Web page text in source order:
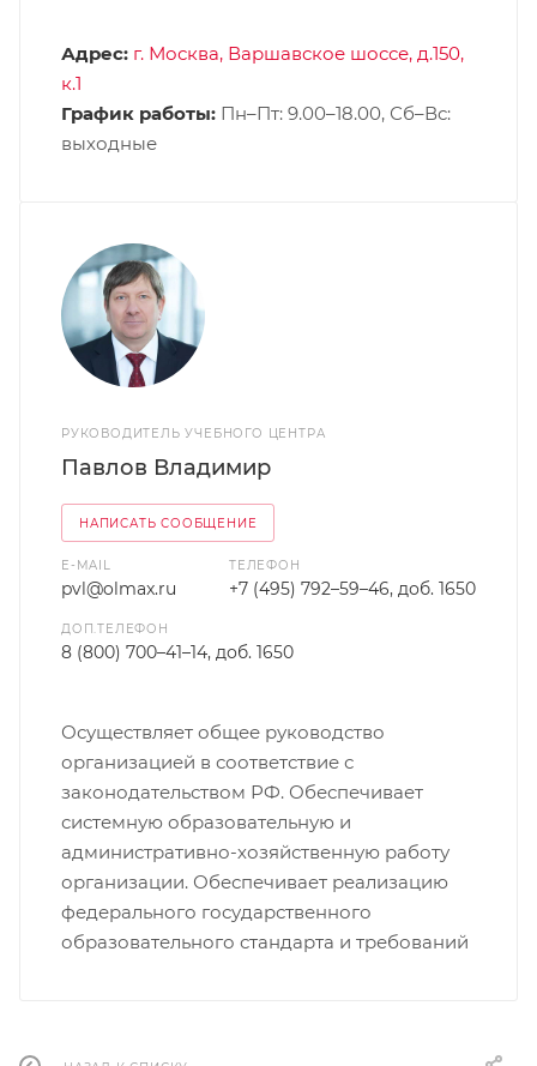
Адрес: г. Москва, Варшавское шоссе, д.150,
к.1
График работы: Пн–Пт: 9.00–18.00, Сб–Вс:
выходные
РУКОВОДИТЕЛЬ УЧЕБНОГО ЦЕНТРА
Павлов Владимир
НАПИСАТЬ СООБЩЕНИЕ
E-MAIL
pvl@olmax.ru
ТЕЛЕФОН
+7 (495) 792–59–46, доб. 1650
ДОП.ТЕЛЕФОН
8 (800) 700–41–14, доб. 1650
Осуществляет общее руководство
организацией в соответствие с
законодательством РФ. Обеспечивает
системную образовательную и
административно-хозяйственную работу
организации. Обеспечивает реализацию
федерального государственного
образовательного стандарта и требований